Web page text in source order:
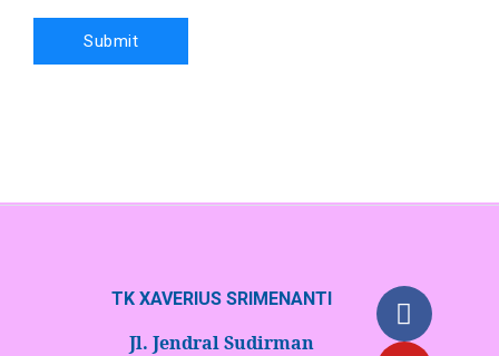
TK XAVERIUS SRIMENANTI
Jl. Jendral Sudirman